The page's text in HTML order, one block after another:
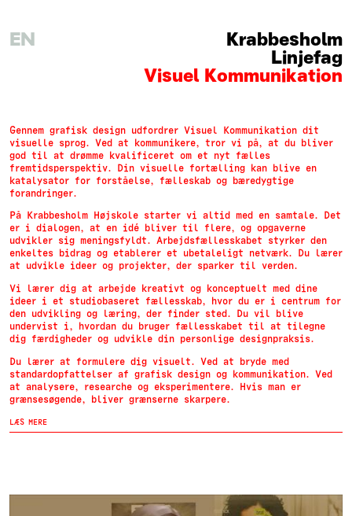
Krabbesholm
EN
Linjefag
Visuel Kommunikation
Gennem grafisk design udfordrer Visuel Kommunikation dit
visuelle sprog. Ved at kommunikere, tror vi på, at du bliver
god til at drømme kvalificeret om et nyt fælles
fremtidsperspektiv. Din visuelle fortælling kan blive en
katalysator for forståelse, fælleskab og bæredygtige
forandringer.
På Krabbesholm Højskole starter vi altid med en samtale. Det
er i dialogen, at en idé bliver til flere, og opgaverne
udvikler sig meningsfyldt. Arbejdsfællesskabet styrker den
enkeltes bidrag og etablerer et ubetaleligt netværk. Du lærer
at udvikle ideer og projekter, der sparker til verden.
Vi lærer dig at arbejde kreativt og konceptuelt med dine
ideer i et studiobaseret fællesskab, hvor du er i centrum for
den udvikling og læring, der finder sted. Du vil blive
undervist i, hvordan du bruger fællesskabet til at tilegne
dig færdigheder og udvikle din personlige designpraksis.
Du lærer at formulere dig visuelt. Ved at bryde med
standardopfattelser af grafisk design og kommunikation. Ved
at analysere, researche og eksperimentere. Hvis man er
grænsesøgende, bliver grænserne skarpere.
LÆS MERE